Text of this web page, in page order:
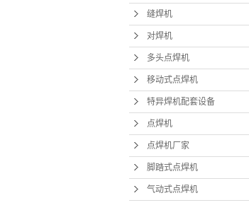
缝焊机
对焊机
多头点焊机
移动式点焊机
特异焊机配套设备
点焊机
点焊机厂家
脚踏式点焊机
气动式点焊机